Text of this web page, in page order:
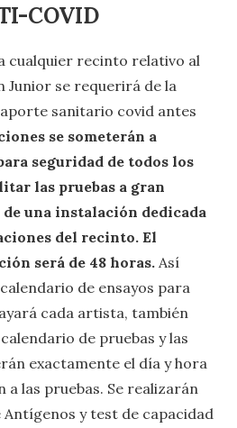
COVID
cualquier recinto relativo al
Junior se requerirá de la
sanitario covid antes
se someterán a
seguridad de todos los
las pruebas a gran
de una instalación dedicada
del recinto. El
será de 48 horas. Así
de ensayos para
cada artista, también
de pruebas y las
exactamente el día y hora
a las pruebas. Se realizarán
Antígenos y test de capacidad